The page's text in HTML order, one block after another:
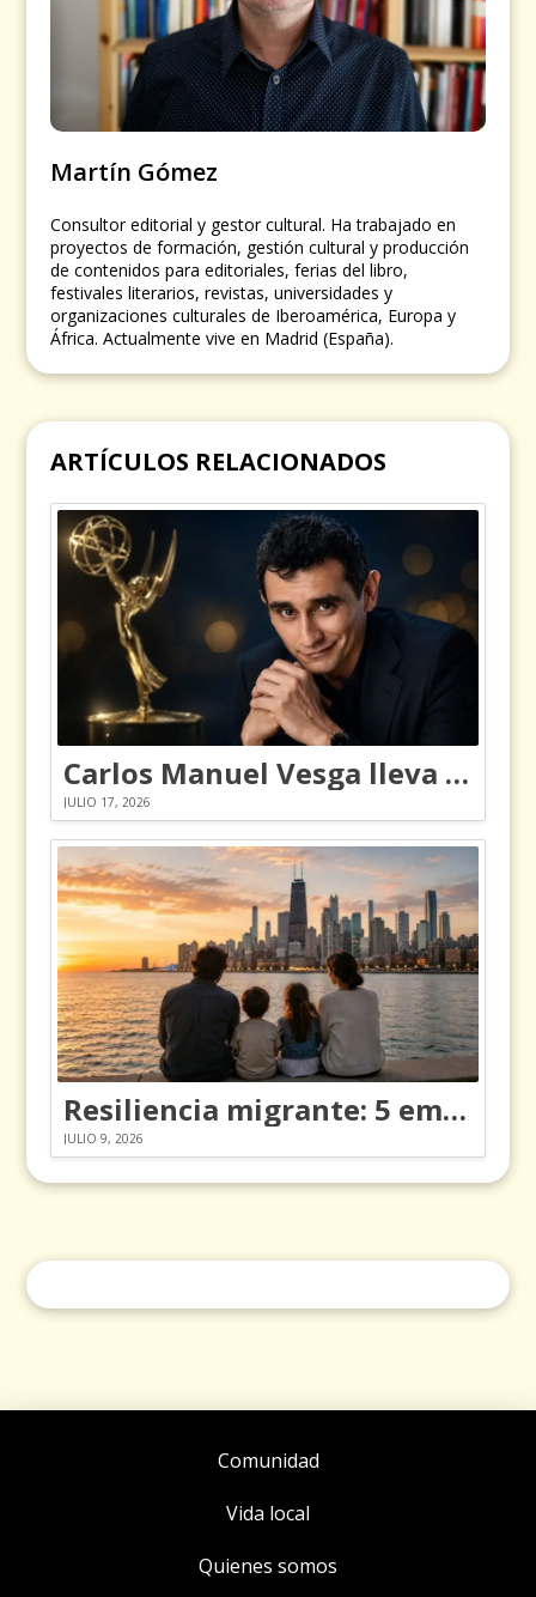
Martín Gómez
Consultor editorial y gestor cultural. Ha trabajado en
proyectos de formación, gestión cultural y producción
de contenidos para editoriales, ferias del libro,
festivales literarios, revistas, universidades y
organizaciones culturales de Iberoamérica, Europa y
África. Actualmente vive en Madrid (España).
ARTÍCULOS RELACIONADOS
Carlos Manuel Vesga lleva el nombre de Colombia a los Emmy
JULIO 17, 2026
Resiliencia migrante: 5 emociones y cómo gestionarlas
JULIO 9, 2026
Comunidad
Vida local
Quienes somos